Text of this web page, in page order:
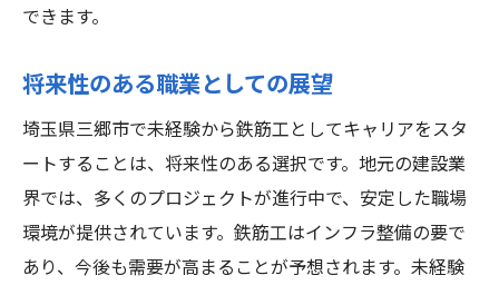
できます。
将来性のある職業としての展望
埼玉県三郷市で未経験から鉄筋工としてキャリアをスタ
ートすることは、将来性のある選択です。地元の建設業
界では、多くのプロジェクトが進行中で、安定した職場
環境が提供されています。鉄筋工はインフラ整備の要で
あり、今後も需要が高まることが予想されます。未経験